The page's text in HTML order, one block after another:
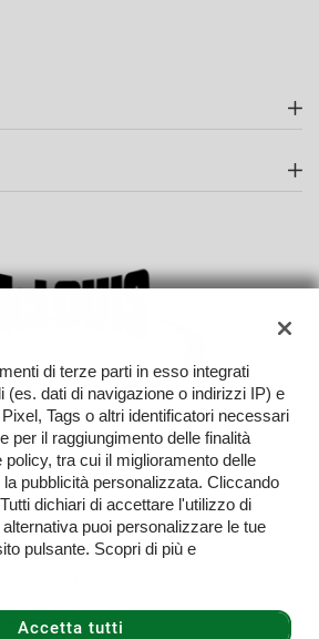
TORNA IN CIMA
Srl - P.IVA 02109280566 -
di terze parti in esso integrati
(es. dati di navigazione o indirizzi IP) e
Tags o altri identificatori necessari
per il raggiungimento delle finalità
tra cui il miglioramento delle
pubblicità personalizzata. Cliccando
dichiari di accettare l'utilizzo di
puoi personalizzare le tue
pulsante. Scopri di più e
Accetta tutti